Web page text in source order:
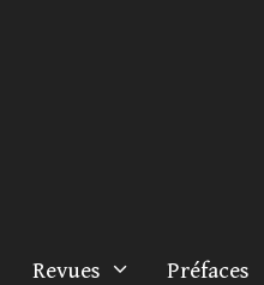
Revues Préfaces